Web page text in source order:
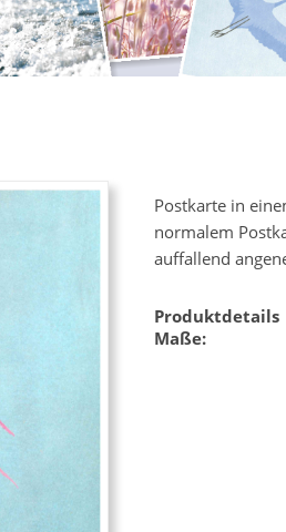
Postkarte in
normalem
auffallend
Produktdetails
Maße: